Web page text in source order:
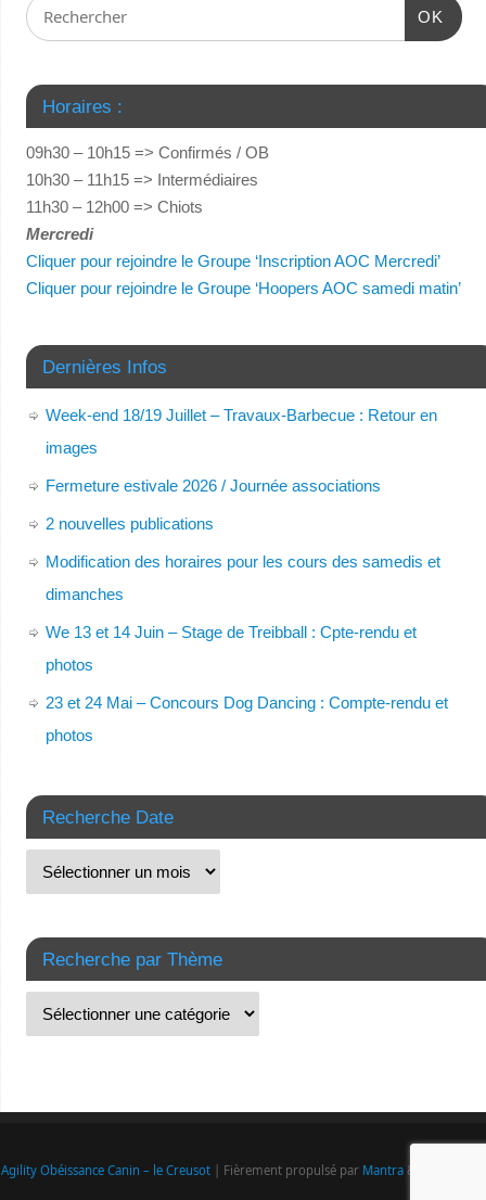
OK
Horaires :
09h30 – 10h15 => Confirmés / OB
10h30 – 11h15 => Intermédiaires
11h30 – 12h00 => Chiots
Mercredi
Cliquer pour rejoindre le Groupe ‘Inscription AOC Mercredi’
Cliquer pour rejoindre le Groupe ‘Hoopers AOC samedi matin’
Dernières Infos
Week-end 18/19 Juillet – Travaux-Barbecue : Retour en
images
Fermeture estivale 2026 / Journée associations
2 nouvelles publications
Modification des horaires pour les cours des samedis et
dimanches
We 13 et 14 Juin – Stage de Treibball : Cpte-rendu et
photos
23 et 24 Mai – Concours Dog Dancing : Compte-rendu et
photos
Recherche Date
Recherche par Thème
Agility Obéissance Canin – le Creusot | Fièrement propulsé par Mantra &